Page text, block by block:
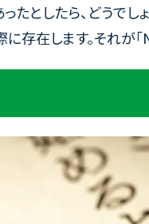
としたら、どうでし
在します。それが「